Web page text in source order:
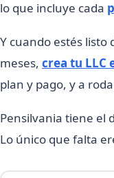
lo que incluye cada
Y cuando estés listo
meses, crea tu LLC
plan y pago, y a
Pensilvania tiene el
Lo único que falta